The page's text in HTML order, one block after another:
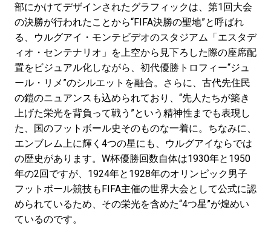
部にかけてデザインされたグラフィックは、第1回大会
の決勝が行われたことから“FIFA決勝の聖地”と呼ばれ
る、ウルグアイ・モンテビデオのスタジアム「エスタデ
ィオ・センテナリオ」を上空から見下ろした際の座席配
置をビジュアル化しながら、初代優勝トロフィー“ジュ
ール・リメ”のシルエットを融合。さらに、古代先住民
の鎧のニュアンスも込められており、“先人たちが築き
上げた栄光を背負って戦う”という精神性までも表現し
た、国のフットボール史そのものな一着に。ちなみに、
エンブレム上に輝く4つの星にも、ウルグアイならでは
の歴史があります。W杯優勝回数自体は1930年と1950
年の2回ですが、1924年と1928年のオリンピック男子
フットボール競技もFIFA主催の世界大会として公式に認
められているため、その栄光を含めた“4つ星”が煌めい
ているのです。